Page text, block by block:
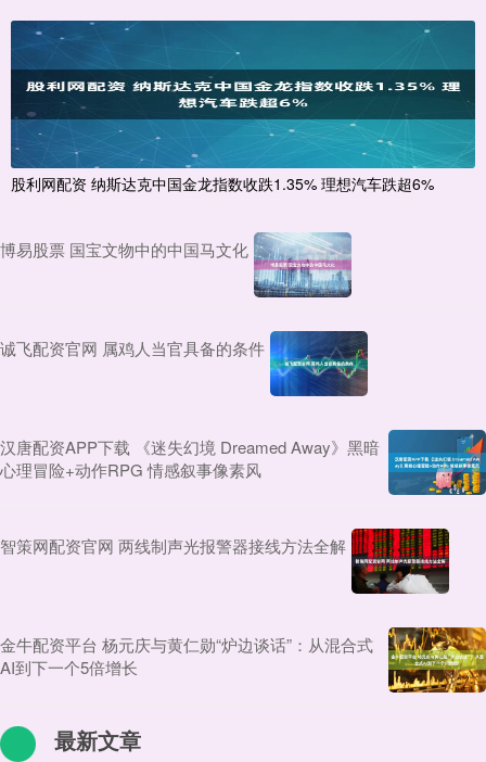
股利网配资 纳斯达克中国金龙指数收跌1.35% 理想汽车跌超6%
博易股票 国宝文物中的中国马文化
诚飞配资官网 属鸡人当官具备的条件
汉唐配资APP下载 《迷失幻境 Dreamed Away》黑暗
心理冒险+动作RPG 情感叙事像素风
智策网配资官网 两线制声光报警器接线方法全解
金牛配资平台 杨元庆与黄仁勋“炉边谈话”：从混合式
AI到下一个5倍增长
最新文章